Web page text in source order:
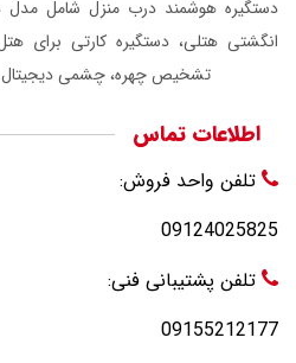
دستگیره هوشمند درب منزل شامل مدل
انگشتی هتلی، دستگیره کارتی برای
تشخیص چهره، چشمی دیجیتال
اطلاعات تماس
تلفن واحد فروش:
09124025825
تلفن پشتیبانی فنی:
09155212177